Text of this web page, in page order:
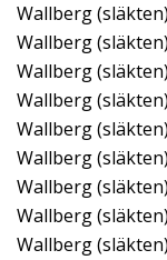
Wallberg
Wallberg
Wallberg
Wallberg
Wallberg
Wallberg
Wallberg
Wallberg
Wallberg